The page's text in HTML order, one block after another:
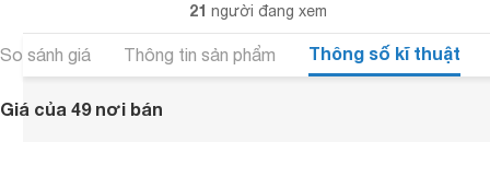
21 người đang xem
So sánh giá Thông tin sản phẩm Thông số kĩ thuật
Giá của 49 nơi bán